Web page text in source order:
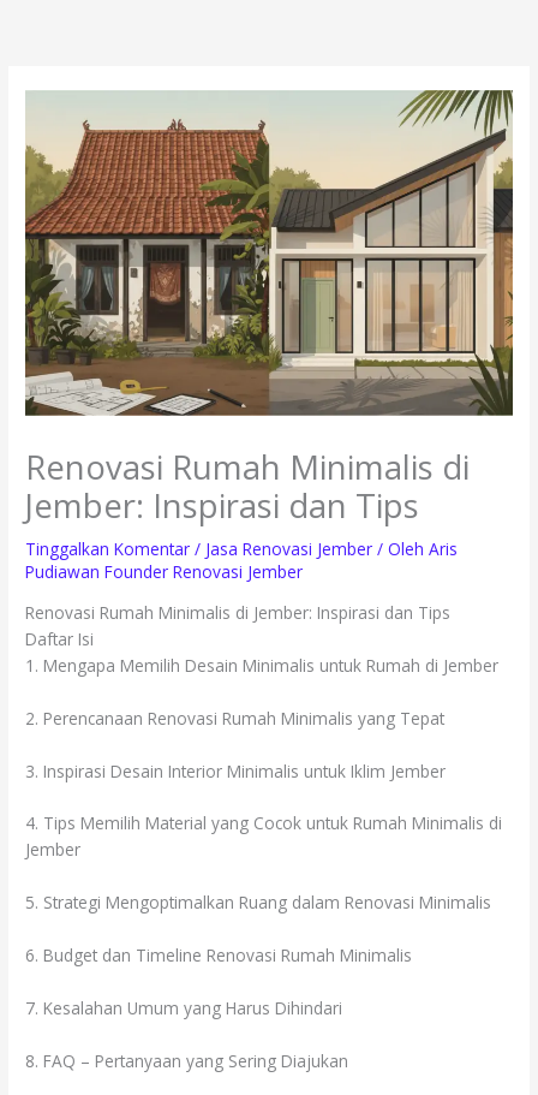
Renovasi Rumah Minimalis di
Jember: Inspirasi dan Tips
Tinggalkan Komentar / Jasa Renovasi Jember / OlehAris
Pudiawan Founder Renovasi Jember
Renovasi Rumah Minimalis di Jember: Inspirasi dan Tips
Daftar Isi
1. Mengapa Memilih Desain Minimalis untuk Rumah di Jember
2. Perencanaan Renovasi Rumah Minimalis yang Tepat
3. Inspirasi Desain Interior Minimalis untuk Iklim Jember
4. Tips Memilih Material yang Cocok untuk Rumah Minimalis di
Jember
5. Strategi Mengoptimalkan Ruang dalam Renovasi Minimalis
6. Budget dan Timeline Renovasi Rumah Minimalis
7. Kesalahan Umum yang Harus Dihindari
8. FAQ – Pertanyaan yang Sering Diajukan